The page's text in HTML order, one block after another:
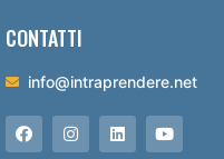
CONTATTI
info@intraprendere.net